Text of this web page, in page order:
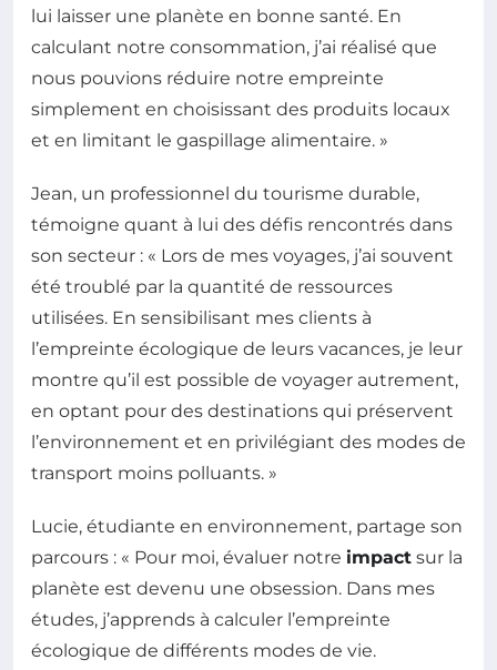
lui laisser une planète en bonne santé. En
calculant notre consommation, j’ai réalisé que
nous pouvions réduire notre empreinte
simplement en choisissant des produits locaux
et en limitant le gaspillage alimentaire. »
Jean, un professionnel du tourisme durable,
témoigne quant à lui des défis rencontrés dans
son secteur : « Lors de mes voyages, j’ai souvent
été troublé par la quantité de ressources
utilisées. En sensibilisant mes clients à
l’empreinte écologique de leurs vacances, je leur
montre qu’il est possible de voyager autrement,
en optant pour des destinations qui préservent
l’environnement et en privilégiant des modes de
transport moins polluants. »
Lucie, étudiante en environnement, partage son
parcours : « Pour moi, évaluer notre impact sur la
planète est devenu une obsession. Dans mes
études, j’apprends à calculer l’empreinte
écologique de différents modes de vie.